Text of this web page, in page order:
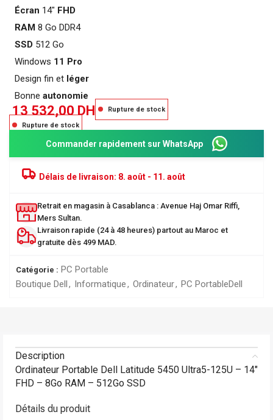
Écran 14″ FHD
RAM 8 Go DDR4
SSD 512 Go
Windows 11 Pro
Design fin et léger
Bonne autonomie
13 532,00DH
Rupture de stock
Rupture de stock
Commander rapidement sur WhatsApp
Délais de livraison: 8. août - 11. août
Retrait en magasin à Casablanca : Avenue Haj Omar Riffi,
Mers Sultan.
Livraison rapide (24 à 48 heures) partout au Maroc et
gratuite dès 499 MAD.
Catégorie : PC Portable
Boutique Dell, Informatique, Ordinateur, PC PortableDell
Description
Ordinateur Portable Dell Latitude 5450 Ultra5-125U – 14″
FHD – 8Go RAM – 512Go SSD
Détails du produit